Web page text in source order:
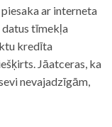
ar interneta
datus tīmekļa
kredīta
Jāatceras, ka
nevajadzīgām,